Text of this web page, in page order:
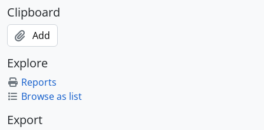
Clipboard
Add
Explore
Reports
Browse as list
Export